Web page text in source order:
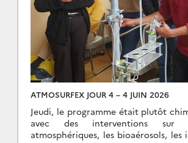
ATMOSURFEX JOUR 4 – 4 JUIN 2026
Jeudi, le programme était plutôt
avec des interventions sur
atmosphériques, les bioaérosols, les